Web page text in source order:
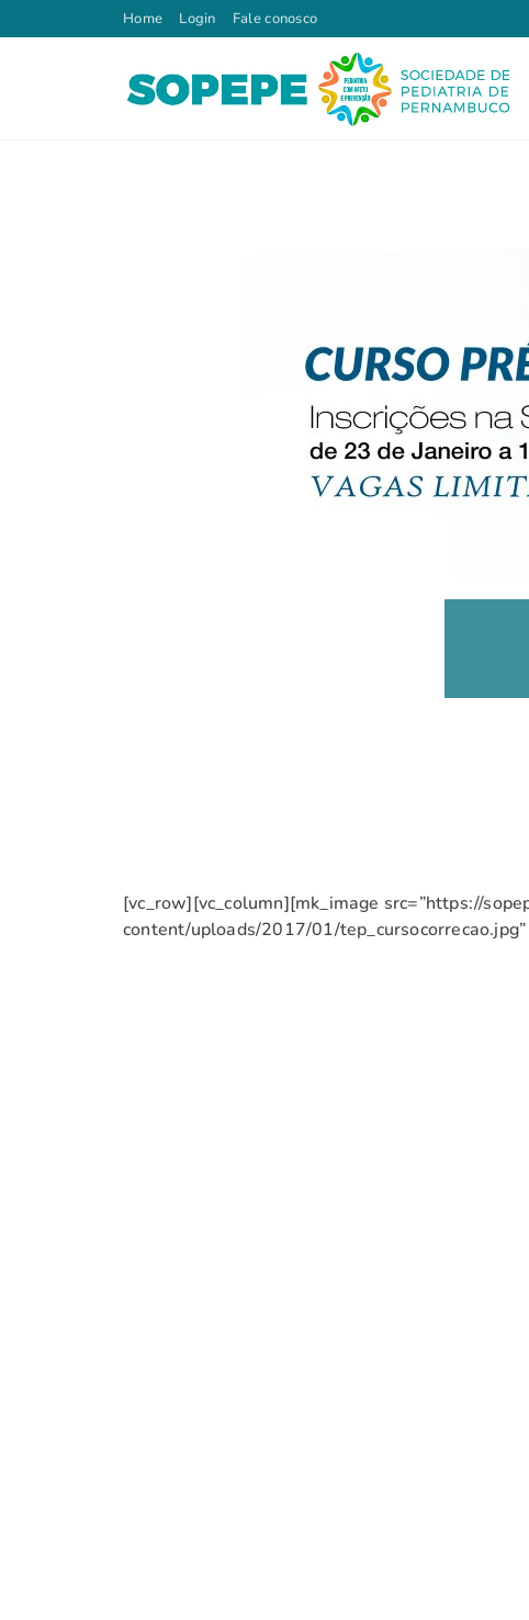
Home Login Fale conosco
[vc_row][vc_column][mk_image src=”https://
content/uploads/2017/01/